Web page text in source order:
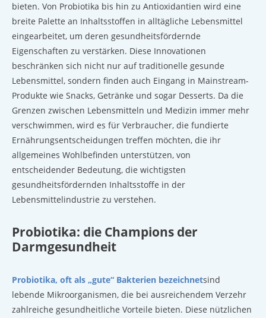
bieten. Von Probiotika bis hin zu Antioxidantien wird eine
breite Palette an Inhaltsstoffen in alltägliche Lebensmittel
eingearbeitet, um deren gesundheitsfördernde
Eigenschaften zu verstärken. Diese Innovationen
beschränken sich nicht nur auf traditionelle gesunde
Lebensmittel, sondern finden auch Eingang in Mainstream-
Produkte wie Snacks, Getränke und sogar Desserts. Da die
Grenzen zwischen Lebensmitteln und Medizin immer mehr
verschwimmen, wird es für Verbraucher, die fundierte
Ernährungsentscheidungen treffen möchten, die ihr
allgemeines Wohlbefinden unterstützen, von
entscheidender Bedeutung, die wichtigsten
gesundheitsfördernden Inhaltsstoffe in der
Lebensmittelindustrie zu verstehen.
Probiotika: die Champions der
Darmgesundheit
Probiotika, oft als „gute“ Bakterien bezeichnetsind
lebende Mikroorganismen, die bei ausreichendem Verzehr
zahlreiche gesundheitliche Vorteile bieten. Diese nützlichen